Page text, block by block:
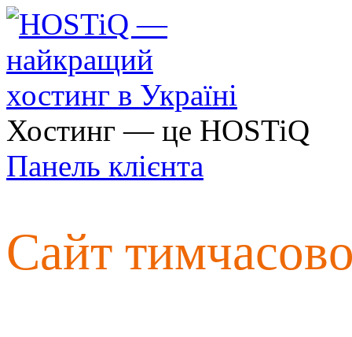
Хостинг — це HOSTiQ
Панель клієнта
Сайт